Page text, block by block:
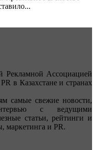
Рекламной Ассоциацией
в Казахстане и странах
самые свежие новости,
с ведущими
статьи, рейтинги и
маркетинга и PR.